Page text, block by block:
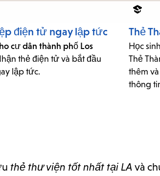
điện tử ngay lập tức
cư dân thành phố Los
thẻ điện tử và bắt đầu
lập tức.
Thẻ
Học
Thẻ
thêm
thông
thẻ thư viện tốt nhất tại LA và